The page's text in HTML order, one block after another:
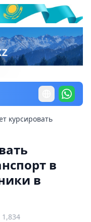
курсировать
в
в
1,834